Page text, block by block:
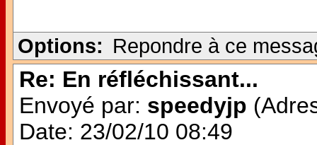
Options: Repondre à ce
Re: En réfléchissant...
Envoyé par: speedyjp
Date: 23/02/10 08:49